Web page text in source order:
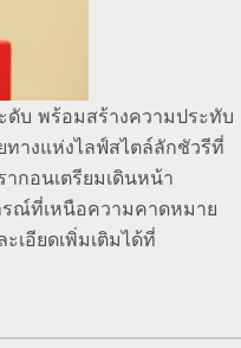
ดับ พร้อมสร้างความประทับ
างแห่งไลฟ์สไตล์ลักชัวรีที่
กอนเตรียมเดินหน้า
รณ์ที่เหนือความคาดหมาย
อียดเพิ่มเติมได้ที่